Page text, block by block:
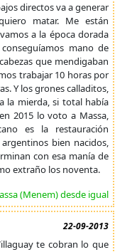
directos va a generar
matar. Me están
a la época dorada
mano de
que mendigaban
trabajar 10 horas por
Y los grones calladitos,
la mierda, si total había
2015 lo voto a Massa,
es la restauración
bien nacidos,
con esa manía de
extraño los noventa.
(Menem) desde igual
22-09-2013
te cobran lo que